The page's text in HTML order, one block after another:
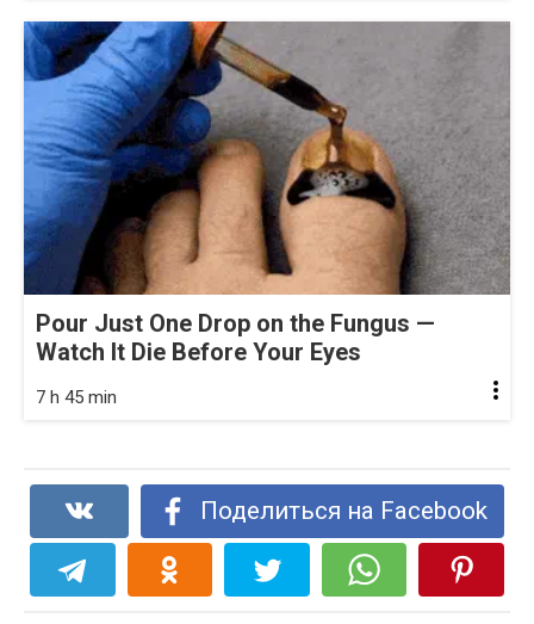
Pour Just One Drop on the Fungus —
Watch It Die Before Your Eyes
7 h 45 min
Поделиться на Facebook